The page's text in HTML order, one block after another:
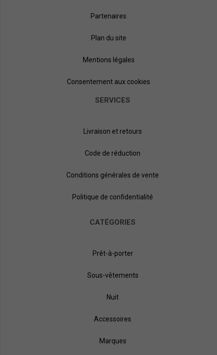
Partenaires
Plan du site
Mentions légales
Consentement aux cookies
SERVICES
Livraison et retours
Code de réduction
Conditions générales de vente
Politique de confidentialité
CATÉGORIES
Prêt-à-porter
Sous-vêtements
Nuit
Accessoires
Marques